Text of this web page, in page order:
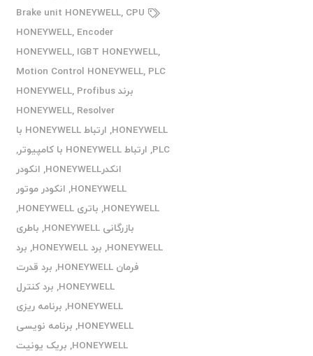
Brake unit HONEYWELL, CPU
HONEYWELL, Encoder
HONEYWELL, IGBT HONEYWELL,
Motion Control HONEYWELL, PLC
برند HONEYWELL
, Profibus
HONEYWELL, Resolver
HONEYWELL
,
ارتباط HONEYWELL با
PLC
, ارتباط HONEYWELL با کامپیوتر
,
انکدرHONEYWELL
, انکودر
HONEYWELL
, انکودر موتور
HONEYWELL
, باتری HONEYWELL
,
بازرگانی HONEYWELL
, باطری
HONEYWELL
, برد HONEYWELL , برد
فرمان HONEYWELL
, برد قدرت
HONEYWELL
, برد کنترل
HONEYWELL
, برنامه ریزی
HONEYWELL
, برنامه نویسی
HONEYWELL
, بریک یونیت